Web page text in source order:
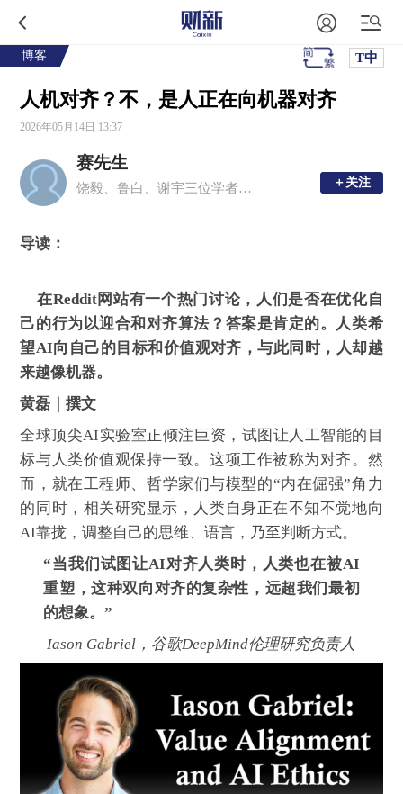
博客 T中
人机对齐？不，是人正在向机器对齐
2026年05月14日 13:37
赛先生
饶毅、鲁白、谢宇三位学者主编，与科学同行 ＋关注
＋关注
导读：
在Reddit网站有一个热门讨论，人们是否在优化自
己的行为以迎合和对齐算法？答案是肯定的。人类希
望AI向自己的目标和价值观对齐，与此同时，人却越
来越像机器。
黄磊 ｜撰文
全球顶尖AI实验室正倾注巨资，试图让人工智能的目
标与人类价值观保持一致。这项工作被称为对齐。然
而，就在工程师、哲学家们与模型的“内在倔强”角力
的同时，相关研究显示，人类自身正在不知不觉地向
AI靠拢，调整自己的思维、语言，乃至判断方式。
“当我们试图让AI对齐人类时，人类也在被AI
重塑，这种双向对齐的复杂性，远超我们最初
的想象。”
——Iason Gabriel，谷歌DeepMind伦理研究负责人